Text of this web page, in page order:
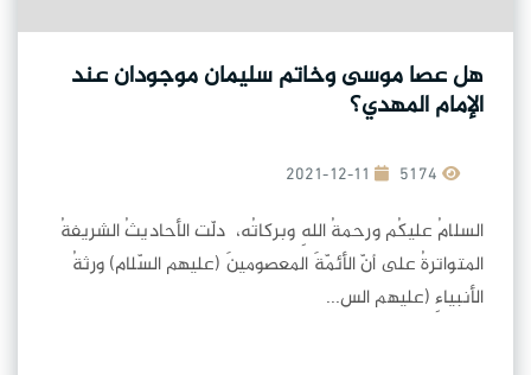
هل عصا موسى وخاتم سليمان موجودان عند
الإمام المهدي؟
2021-12-11
السلامُ عليكُم ورحمةُ اللهِ وبركاتُه، دلّت الأحاديثُ الشريفةُ
المتواترةُ على أنّ الأئمّةَ المعصومينَ (عليهم السّلام) ورثةُ
الأنبياءِ (عليهم الس...